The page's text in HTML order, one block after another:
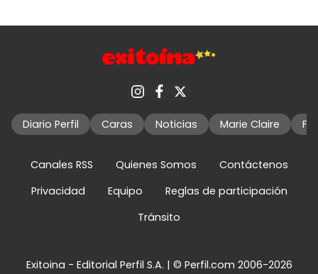
Diario Perfil Caras Noticias Marie Claire
Canales RSS Quienes Somos
Contáctenos
Privacidad
Equipo
Reglas de participación
Tránsito
Exitoina - Editorial Perfil S.A. | © Perfil.com 2006-2026